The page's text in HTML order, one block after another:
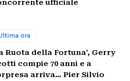
ufficiale
ora
Ruota della Fortuna’, Gerry
compie 70 anni e a
arriva… Pier Silvio